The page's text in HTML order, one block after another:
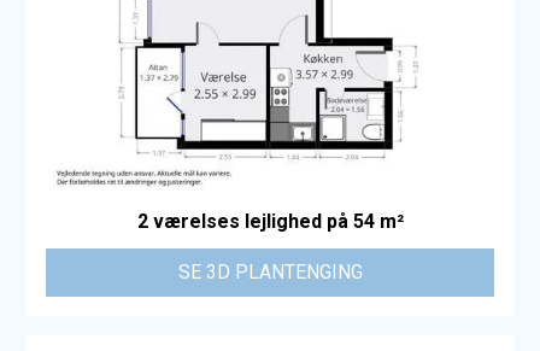
2 værelses lejlighed på 54 m²
SE 3D PLANTENGING